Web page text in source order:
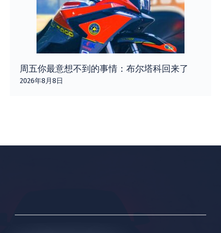
周五你最意想不到的事情：布尔塔科回来了
2026年8月8日